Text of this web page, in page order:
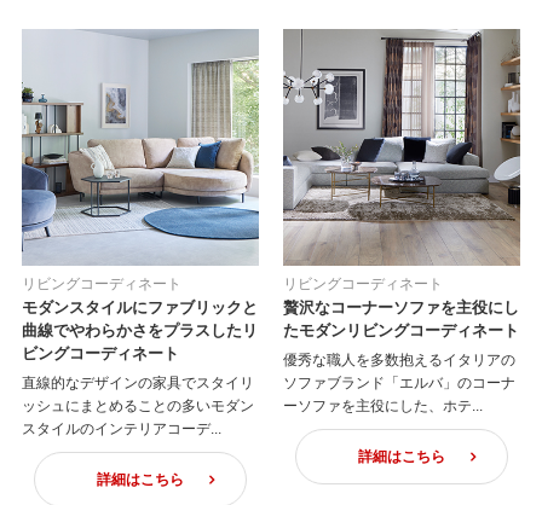
リビングコーディネート
モダンスタイルにファブリックと
曲線でやわらかさをプラスしたリ
ビングコーディネート
直線的なデザインの家具でスタイリ
ッシュにまとめることの多いモダン
スタイルのインテリアコーデ...
詳細はこちら
リビングコーディネート
贅沢なコーナーソファを主役にし
たモダンリビングコーディネート
優秀な職人を多数抱えるイタリアの
ソファブランド「エルバ」のコーナ
ーソファを主役にした、ホテ...
詳細はこちら